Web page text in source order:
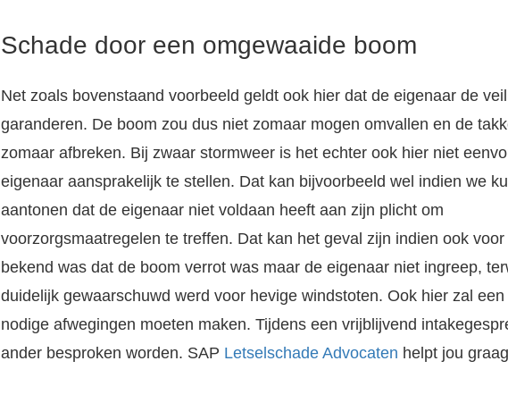
Schade door een omgewaaide boom
Net zoals bovenstaand voorbeeld geldt ook hier dat de eigenaar de
garanderen. De boom zou dus niet zomaar mogen omvallen en de
zomaar afbreken. Bij zwaar stormweer is het echter ook hier niet
eigenaar aansprakelijk te stellen. Dat kan bijvoorbeeld wel indien we
aantonen dat de eigenaar niet voldaan heeft aan zijn plicht om
voorzorgsmaatregelen te treffen. Dat kan het geval zijn indien ook voor
bekend was dat de boom verrot was maar de eigenaar niet ingreep,
duidelijk gewaarschuwd werd voor hevige windstoten. Ook hier zal
nodige afwegingen moeten maken. Tijdens een vrijblijvend
ander besproken worden. SAP Letselschade Advocaten helpt jou